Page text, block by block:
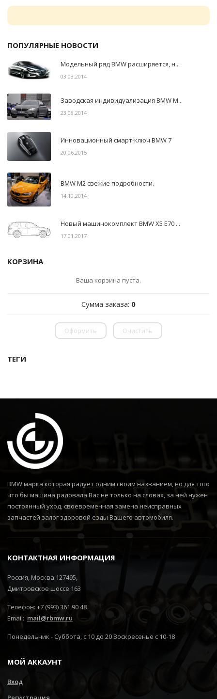
ПОПУЛЯРНЫЕ НОВОСТИ
Модельный ряд BMW расширяется, н...
03.03.2014
Заводская индивидуализация BMW M...
23.08.2014
Инновационный смарт-ключ BMW 7
20.06.2015
BMW M2 свежие подробности.
14.10.2014
Новый машинокомплект BMW X5 E70 ...
17.01.2017
КОРЗИНА
Ваша корзина пуста.
Сумма заказа: 0
Оформить Очистить
ТЕГИ
BMW марка которая радует одним своим названием, но для того
что бы машина радовала Вас не только на словах, за ней нужен
постоянный уход, своевременная замена неисправных
запчастей залог здоровой езды Вашего автомобиля.
КОНТАКТНАЯ ИНФОРМАЦИЯ
Россия, Москва 127495,
Дмитровское шоссе 163
Телефон: +7 (993) 361 90 48
Email: mail@rbmw.ru
Понедельник - Суббота, с 10 до 20 Воскресенье с 10-18
МОЙ АККАУНТ
Вход